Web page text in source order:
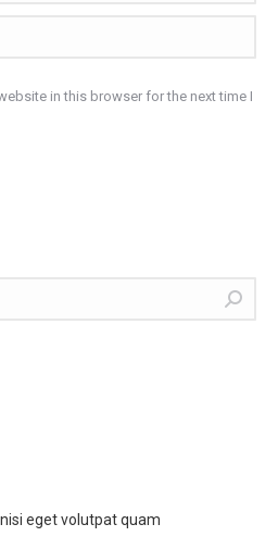
in this browser for the next time I
eget volutpat quam